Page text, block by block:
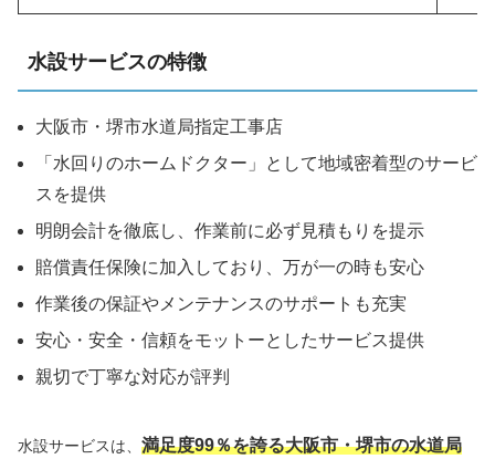
水設サービスの特徴
大阪市・堺市水道局指定工事店
「水回りのホームドクター」として地域密着型のサービ
スを提供
明朗会計を徹底し、作業前に必ず見積もりを提示
賠償責任保険に加入しており、万が一の時も安心
作業後の保証やメンテナンスのサポートも充実
安心・安全・信頼をモットーとしたサービス提供
親切で丁寧な対応が評判
水設サービスは、 満足度99％を誇る大阪市・堺市の水道局